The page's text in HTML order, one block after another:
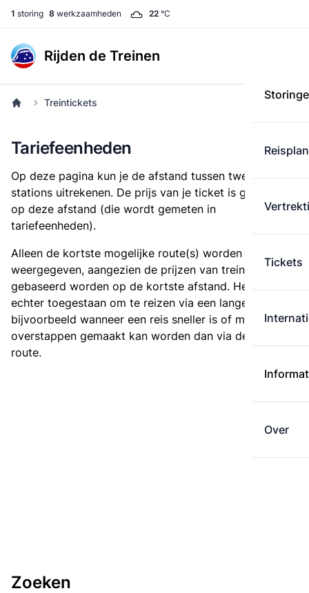
1 storing 8 werkzaamheden 22 °C
Rijden de Treinen
Tickets
Over
Treintickets
Tariefeenheden
Op deze pagina kun je de afstand tussen twee
stations uitrekenen. De prijs van je ticket is gebaseerd
op deze afstand (die wordt gemeten in
tariefeenheden).
Alleen de kortste mogelijke route(s) worden
weergegeven, aangezien de prijzen van treintickets
gebaseerd worden op de kortste afstand. Het is
echter toegestaan om te reizen via een langere route,
bijvoorbeeld wanneer een reis sneller is of met minder
overstappen gemaakt kan worden dan via de kortste
route.
Zoeken